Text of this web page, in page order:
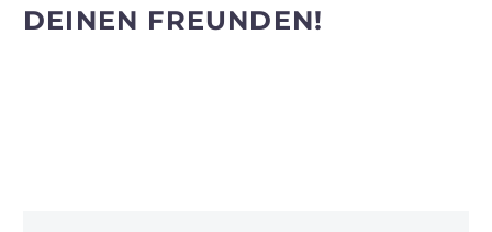
DEINEN FREUNDEN!